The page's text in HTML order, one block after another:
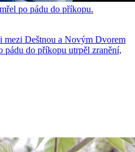
po pádu do příkopu.
mezi Deštnou a Novým Dvorem
pádu do příkopu utrpěl zranění,